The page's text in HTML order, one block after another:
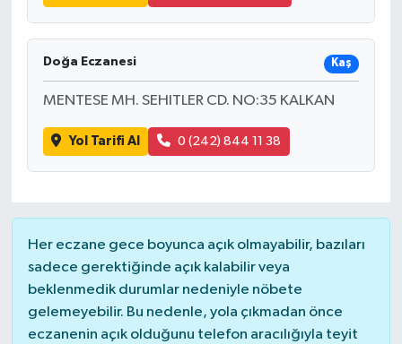
Doğa Eczanesi Kaş
MENTESE MH. SEHITLER CD. NO:35 KALKAN
Yol Tarifi Al 0 (242) 844 11 38
Her eczane gece boyunca açık olmayabilir, bazıları
sadece gerektiğinde açık kalabilir veya
beklenmedik durumlar nedeniyle nöbete
gelemeyebilir. Bu nedenle, yola çıkmadan önce
eczanenin açık olduğunu telefon aracılığıyla teyit